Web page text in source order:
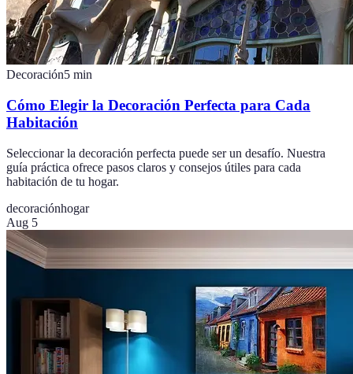
Decoración5 min
Cómo Elegir la Decoración Perfecta para Cada
Habitación
Seleccionar la decoración perfecta puede ser un desafío. Nuestra
guía práctica ofrece pasos claros y consejos útiles para cada
habitación de tu hogar.
decoraciónhogar
Aug 5